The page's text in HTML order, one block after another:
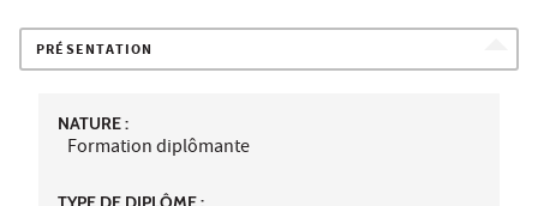
PRÉSENTATION
NATURE :
Formation diplômante